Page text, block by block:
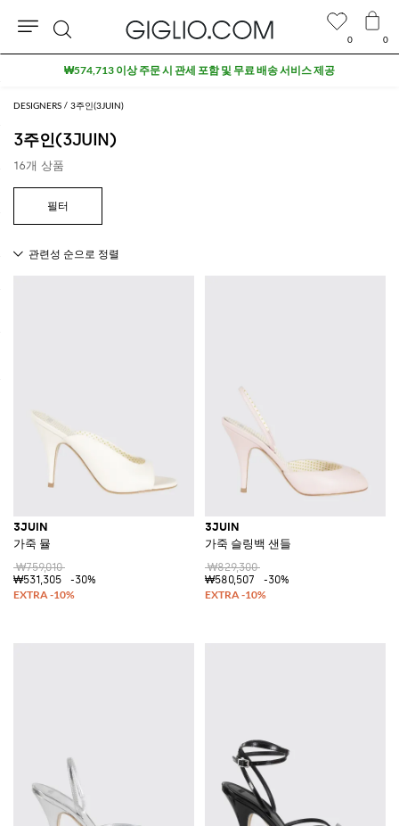
DESIGNERS 3주인(3JUIN)
3주인(3JUIN)
16개 상품
3JUIN
가죽 뮬
₩759,010
₩531,305
-30%
3JUIN
가죽 슬링백 샌들
₩829,300
₩580,507
-30%
0 0
검
색
₩574,713 이상 주문 시 관세 포함 및 무료 배송 서비스 제공